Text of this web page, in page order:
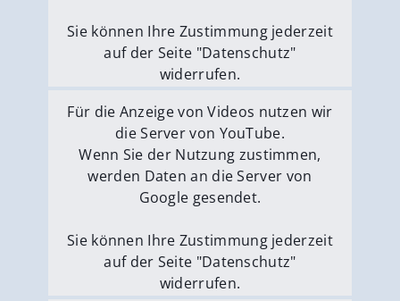
Sie können Ihre Zustimmung jederzeit
auf der Seite "Datenschutz"
widerrufen.
Externe Medien erlauben
Für die Anzeige von Videos nutzen wir
die Server von YouTube.
Wenn Sie der Nutzung zustimmen,
werden Daten an die Server von
Google gesendet.
Sie können Ihre Zustimmung jederzeit
auf der Seite "Datenschutz"
widerrufen.